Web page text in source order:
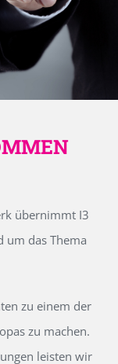
übernimmt I3
um das Thema
zu einem der
zu machen.
leisten wir